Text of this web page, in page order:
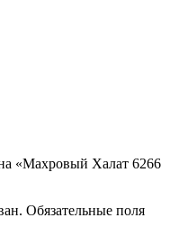
«Махровый Халат 6266
Обязательные поля